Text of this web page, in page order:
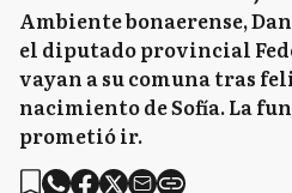
Ambiente bonaerense,
el diputado provincial
vayan a su comuna tras
nacimiento de Sofía. La
prometió ir.